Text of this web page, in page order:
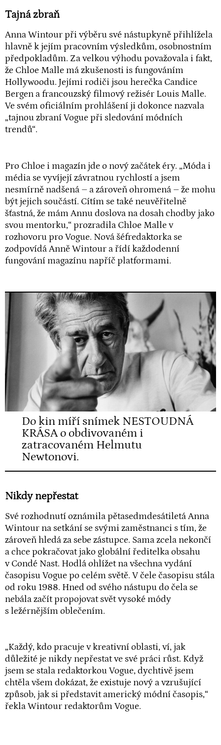
Tajná zbraň
Anna Wintour při výběru své nástupkyně přihlížela
hlavně k jejím pracovním výsledkům, osobnostním
předpokladům. Za velkou výhodu považovala i fakt,
že Chloe Malle má zkušenosti is fungováním
Hollywoodu. Jejími rodiči jsou herečka Candice
Bergen a francouzský filmový režisér Louis Malle.
Ve svém oficiálním prohlášení ji dokonce nazvala
„tajnou zbraní Vogue při sledování módních
trendů“.
Pro Chloe i magazín jde o nový začátek éry. „Móda i
média se vyvíjejí závratnou rychlostí a jsem
nesmírně nadšená – a zároveň ohromená – že mohu
být jejich součástí. Cítím se také neuvěřitelně
šťastná, že mám Annu doslova na dosah chodby jako
svou mentorku,“ prozradila Chloe Malle v
rozhovoru pro Vogue. Nová šéfredaktorka se
zodpovídá Anně Wintour a řídí každodenní
fungování magazínu napříč platformami.
Do kin míří snímek NESTOUDNÁ
KRÁSA o obdivovaném i
zatracovaném Helmutu
Newtonovi.
Nikdy nepřestat
Své rozhodnutí oznámila pětasedmdesátiletá Anna
Wintour na setkání se svými zaměstnanci s tím, že
zároveň hledá za sebe zástupce. Sama zcela nekončí
a chce pokračovat jako globální ředitelka obsahu
v Condé Nast. Hodlá ohlížet na všechna vydání
časopisu Vogue po celém světě. V čele časopisu stála
od roku 1988. Hned od svého nástupu do čela se
nebála začít propojovat svět vysoké módy
s ležérnějším oblečením.
„Každý, kdo pracuje v kreativní oblasti, ví, jak
důležité je nikdy nepřestat ve své práci růst. Když
jsem se stala redaktorkou Vogue, dychtivě jsem
chtěla všem dokázat, že existuje nový a vzrušující
způsob, jak si představit americký módní časopis,“
řekla Wintour redaktorům Vogue.